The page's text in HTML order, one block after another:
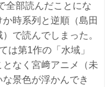
全部読んだことにな
時系列と逆順（島田
で読んでしまった。
は第1作の「水域」
なく宮﨑アニメ（未
景色が浮かんでき